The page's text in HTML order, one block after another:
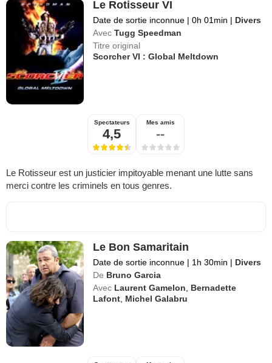
Le Rotisseur VI
Date de sortie inconnue | 0h 01min | Divers
Avec Tugg Speedman
Titre original
Scorcher VI : Global Meltdown
Spectateurs
4,5
Mes amis
--
Le Rotisseur est un justicier impitoyable menant une lutte sans
merci contre les criminels en tous genres.
Le Bon Samaritain
Date de sortie inconnue | 1h 30min | Divers
De Bruno Garcia
Avec Laurent Gamelon, Bernadette
Lafont, Michel Galabru